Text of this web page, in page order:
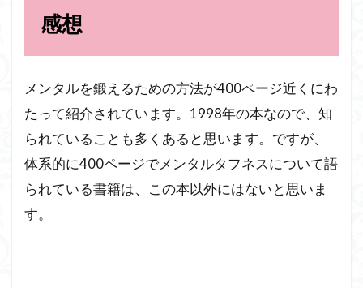
感想
メンタルを鍛えるための方法が400ページ近くにわ
たって紹介されています。1998年の本なので、知
られていることも多くあると思います。ですが、
体系的に400ページでメンタルタフネスについて語
られている書籍は、この本以外にはないと思いま
す。